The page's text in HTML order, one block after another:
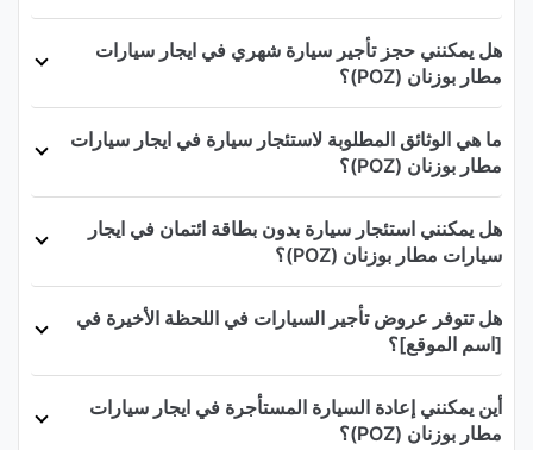
هل يمكنني حجز تأجير سيارة شهري في ايجار سيارات
مطار بوزنان (POZ)؟
ما هي الوثائق المطلوبة لاستئجار سيارة في ايجار سيارات
مطار بوزنان (POZ)؟
هل يمكنني استئجار سيارة بدون بطاقة ائتمان في ايجار
سيارات مطار بوزنان (POZ)؟
هل تتوفر عروض تأجير السيارات في اللحظة الأخيرة في
[اسم الموقع]؟
أين يمكنني إعادة السيارة المستأجرة في ايجار سيارات
مطار بوزنان (POZ)؟